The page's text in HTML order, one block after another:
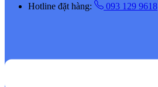
Hotline đặt hàng:
093 129 9618